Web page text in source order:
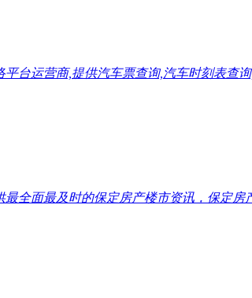
台运营商,提供汽车票查询,汽车时刻表查
全面最及时的保定房产楼市资讯，保定